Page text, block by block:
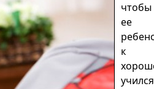
чтобы
ее
к